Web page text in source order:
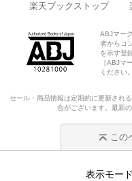
楽天ブックストップ
ABJマー
者からコ
を示す登
［ABJマ
ください。
セール・商品情報は定期的に更新され
合がございます。最新
この
表示モード